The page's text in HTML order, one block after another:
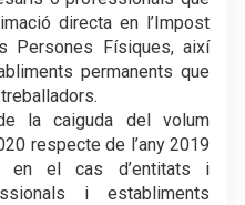
directa en l’Impost
Persones Físiques, així
permanents que
la caiguda del volum
respecte de l’any 2019
en el cas d’entitats i
i establiments